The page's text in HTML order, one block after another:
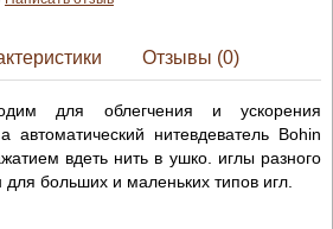
Отзывы (0)
для облегчения и ускорения
автоматический нитевдеватель Bohin
вдеть нить в ушко. иглы разного
больших и маленьких типов игл.